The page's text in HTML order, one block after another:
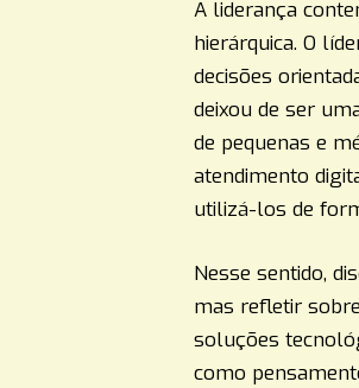
A liderança
hierárquica. O
decisões
deixou de ser
de pequenas e
atendimento
utilizá-los de
Nesse sentido,
mas refletir
soluções
como